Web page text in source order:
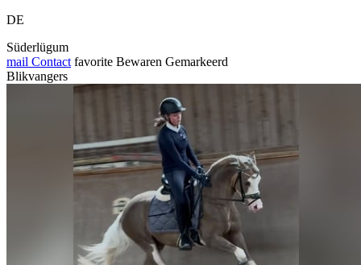
DE
Süderlügum
mail Contact favorite Bewaren Gemarkeerd
Blikvangers